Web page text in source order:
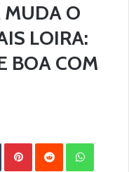
MUDA O
LOIRA:
BOA COM
Tumblr Pinterest Reddit